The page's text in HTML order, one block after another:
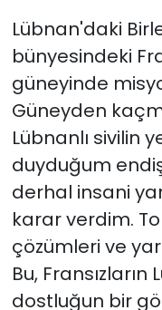
Lübnan'daki
bünyesindeki
güneyinde
Güneyden
Lübnanlı sivilin
duyduğum
derhal insani
karar verdim.
çözümleri ve
Bu,
dostluğun bir